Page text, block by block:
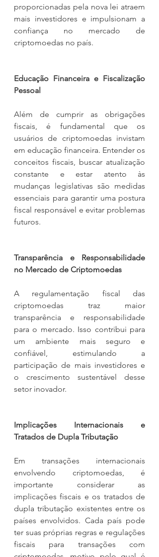
proporcionadas pela nova lei atraem
mais investidores e impulsionam a
confiança no mercado de
criptomoedas no país.
Educação Financeira e Fiscalização
Pessoal
Além de cumprir as obrigações
fiscais, é fundamental que os
usuários de criptomoedas invistam
em educação financeira. Entender os
conceitos fiscais, buscar atualização
constante e estar atento às
mudanças legislativas são medidas
essenciais para garantir uma postura
fiscal responsável e evitar problemas
futuros.
Transparência e Responsabilidade
no Mercado de Criptomoedas
A regulamentação fiscal das
criptomoedas traz maior
transparência e responsabilidade
para o mercado. Isso contribui para
um ambiente mais seguro e
confiável, estimulando a
participação de mais investidores e
o crescimento sustentável desse
setor inovador.
Implicações Internacionais e
Tratados de Dupla Tributação
Em transações internacionais
envolvendo criptomoedas, é
importante considerar as
implicações fiscais e os tratados de
dupla tributação existentes entre os
países envolvidos. Cada país pode
ter suas próprias regras e regulações
fiscais para transações com